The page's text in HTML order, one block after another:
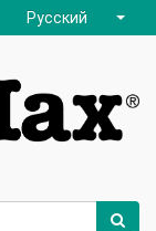
Русский